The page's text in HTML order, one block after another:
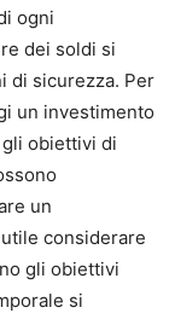
ogni
dei soldi si
di sicurezza. Per
un investimento
obiettivi di
un
considerare
gli obiettivi
si